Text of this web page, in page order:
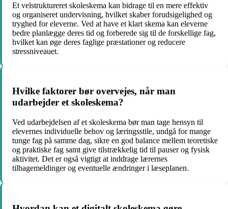
Et velstruktureret skoleskema kan bidrage til en mere effektiv
og organiseret undervisning, hvilket skaber forudsigelighed og
tryghed for eleverne. Ved at have et klart skema kan eleverne
bedre planlægge deres tid og forberede sig til de forskellige fag,
hvilket kan øge deres faglige præstationer og reducere
stressniveauet.
Hvilke faktorer bør overvejes, når man
udarbejder et skoleskema?
Ved udarbejdelsen af et skoleskema bør man tage hensyn til
elevernes individuelle behov og læringsstile, undgå for mange
tunge fag på samme dag, sikre en god balance mellem teoretiske
og praktiske fag samt give tilstrækkelig tid til pauser og fysisk
aktivitet. Det er også vigtigt at inddrage lærernes
tilbagemeldinger og eventuelle ændringer i læseplanen.